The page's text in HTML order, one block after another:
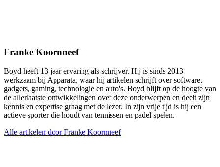
Franke Koornneef
Boyd heeft 13 jaar ervaring als schrijver. Hij is sinds 2013
werkzaam bij Apparata, waar hij artikelen schrijft over software,
gadgets, gaming, technologie en auto's. Boyd blijft op de hoogte van
de allerlaatste ontwikkelingen over deze onderwerpen en deelt zijn
kennis en expertise graag met de lezer. In zijn vrije tijd is hij een
actieve sporter die houdt van tennissen en padel spelen.
Alle artikelen door Franke Koornneef